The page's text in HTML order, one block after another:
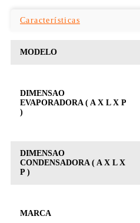
Características
MODELO
DIMENSAO
EVAPORADORA ( A X L X P
)
DIMENSAO
CONDENSADORA ( A X L X
P )
MARCA